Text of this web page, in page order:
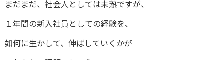
まだまだ、社会人としては未熟ですが、
１年間の新入社員としての経験を、
如何に生かして、伸ばしていくかが